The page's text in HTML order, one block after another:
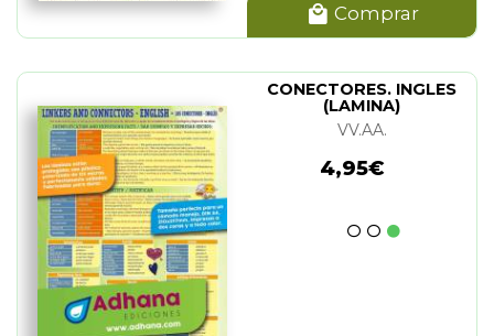
Comprar
CONECTORES. INGLES
(LAMINA)
VV.AA.
4,95€